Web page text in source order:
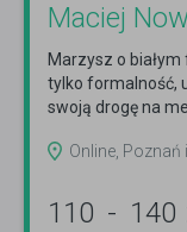
Maciej
Marzysz o
tylko formalność,
swoją drogę na
Online, Poznań
110 - 140